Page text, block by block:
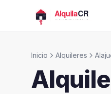
Inicio Alquileres